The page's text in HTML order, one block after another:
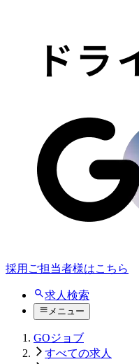
採用ご担当者様はこちら
求人検索
メニュー
GOジョブ
すべての求人